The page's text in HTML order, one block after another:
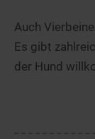
Auch
Es gibt
der Hund